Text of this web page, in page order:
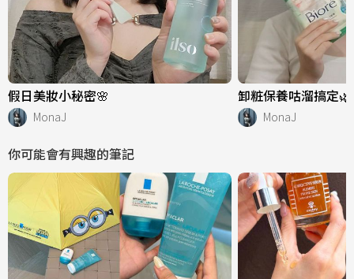
假日美妝小秘密🌸
MonaJ
卸粧保養咕溜搞定🌿
MonaJ
你可能會有興趣的筆記